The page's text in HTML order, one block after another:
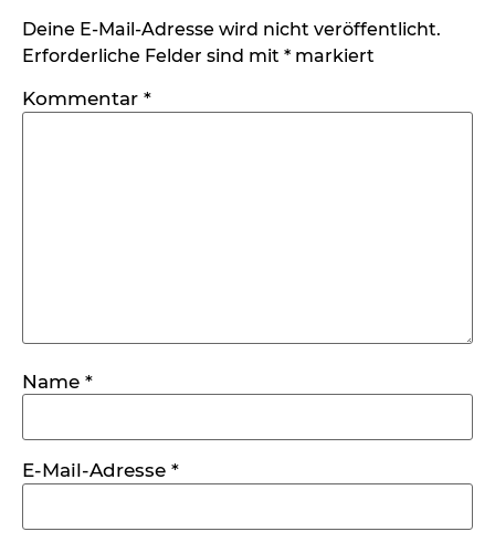
Deine E-Mail-Adresse wird nicht veröffentlicht.
Erforderliche Felder sind mit * markiert
Kommentar *
Name *
E-Mail-Adresse *